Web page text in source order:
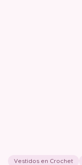
Vestidos en Crochet